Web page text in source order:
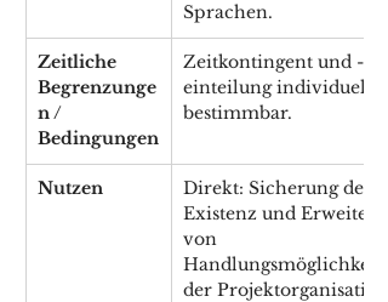
Sprachen.
Zeitliche
Begrenzunge
n /
Bedingungen
Zeitkontingent und -
einteilung individuell
bestimmbar.
Nutzen
Direkt: Sicherung der
Existenz und
von
der Projektorganisation.